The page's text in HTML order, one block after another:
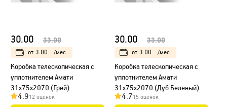
30.00 33.00
от 3.00 /мес.
Коробка телескопическая с
уплотнителем Амати
31х75х2070 (Грей)
4.912 оценок
30.00 33.00
от 3.00 /мес.
Коробка телескопическая с
уплотнителем Амати
31х75х2070 (Дуб Беленый)
4.715 оценок